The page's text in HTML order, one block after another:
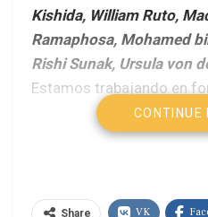
Kishida, William Ruto,
Ramaphosa, Mohamed
Rishi Sunak, Ursula von
Estamos trabajando en
más por la gente y por el
perturbaciones
invertir en su futuro. La
CONTINUE
Share VK